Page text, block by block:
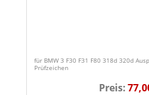
für BMW 3 F30 F31 F80 318d 320d
Prüfzeichen
Preis: